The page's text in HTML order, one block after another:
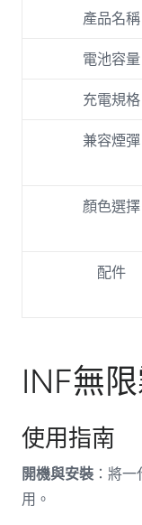
產品名稱
電池容量
充電規格
兼容煙彈
顏色選擇
配件
INF無
使用指南
開機與安裝：將一
用。